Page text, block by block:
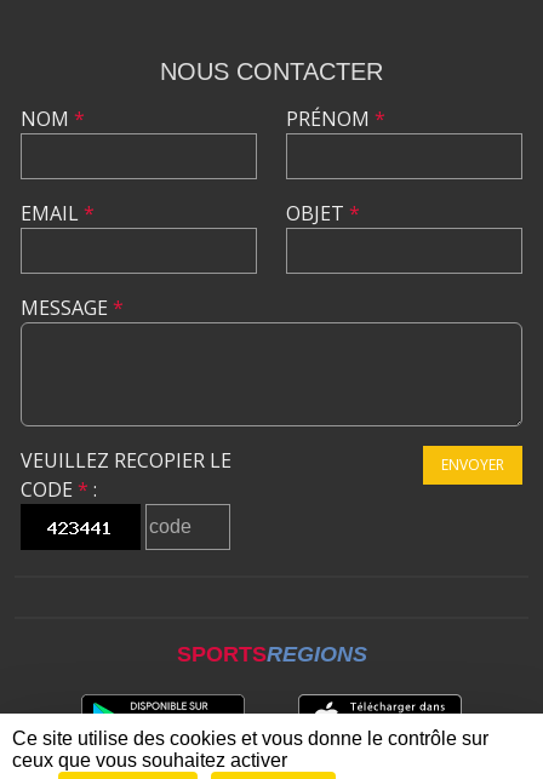
NOUS CONTACTER
NOM *
EMAIL*
PRÉNOM *
OBJET *
MESSAGE *
VEUILLEZ RECOPIER LE
CODE * :
ENVOYER
SPORTSREGIONS
Ce site utilise des cookies et vous donne le contrôle sur
ceux que vous souhaitez activer